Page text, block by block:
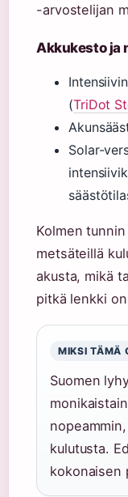
-arvostelijan
Akkukesto ja
(TriDot
Solar-
Kolmen
metsäteillä
akusta, mikä
pitkä lenkki
MIKSI TÄMÄ
Suomen
kulutusta.
kokonaisen